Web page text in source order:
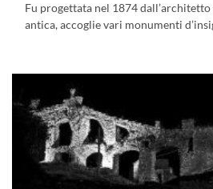
Fu progettata nel 1874
antica, accoglie vari monumenti